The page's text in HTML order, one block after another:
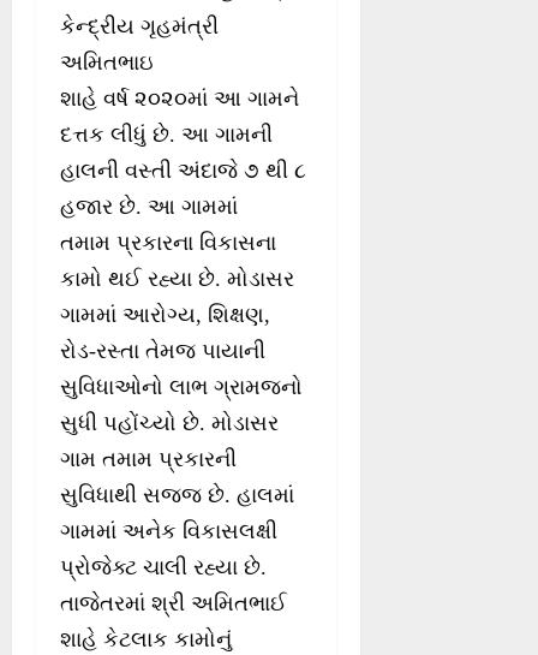
કેન્દ્રીય ગૃહમંત્રી
અમિતભાઇ
શાહે વર્ષ ૨૦૨૦માં આ ગામને
દત્તક લીધું છે. આ ગામની
હાલની વસ્તી અંદાજે ૭ થી ૮
હજાર છે. આ ગામમાં
તમામ પ્રકારના વિકાસના
કામો થઈ રહ્યા છે. મોડાસર
ગામમાં આરોગ્ય, શિક્ષણ,
રોડ-રસ્તા તેમજ પાયાની
સુવિધાઓનો લાભ ગ્રામજનો
સુધી પહોંચ્યો છે. મોડાસર
ગામ તમામ પ્રકારની
સુવિધાથી સજ્જ છે. હાલમાં
ગામમાં અનેક વિકાસલક્ષી
પ્રોજેક્ટ ચાલી રહ્યા છે.
તાજેતરમાં શ્રી અમિતભાઈ
શાહે કેટલાક કામોનું